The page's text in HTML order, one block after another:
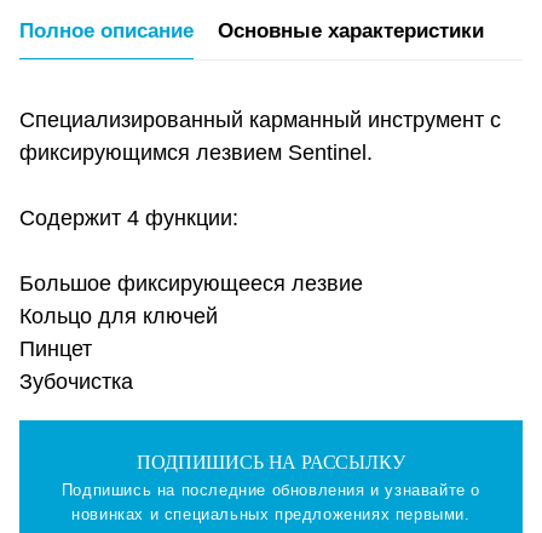
Полное описание Основные характеристики
Специализированный карманный инструмент с
фиксирующимся лезвием Sentinel.
Содержит 4 функции:
Большое фиксирующееся лезвие
Кольцо для ключей
Пинцет
Зубочистка
ПОДПИШИСЬ НА РАССЫЛКУ
Подпишись на последние обновления и узнавайте о
новинках и специальных предложениях первыми.